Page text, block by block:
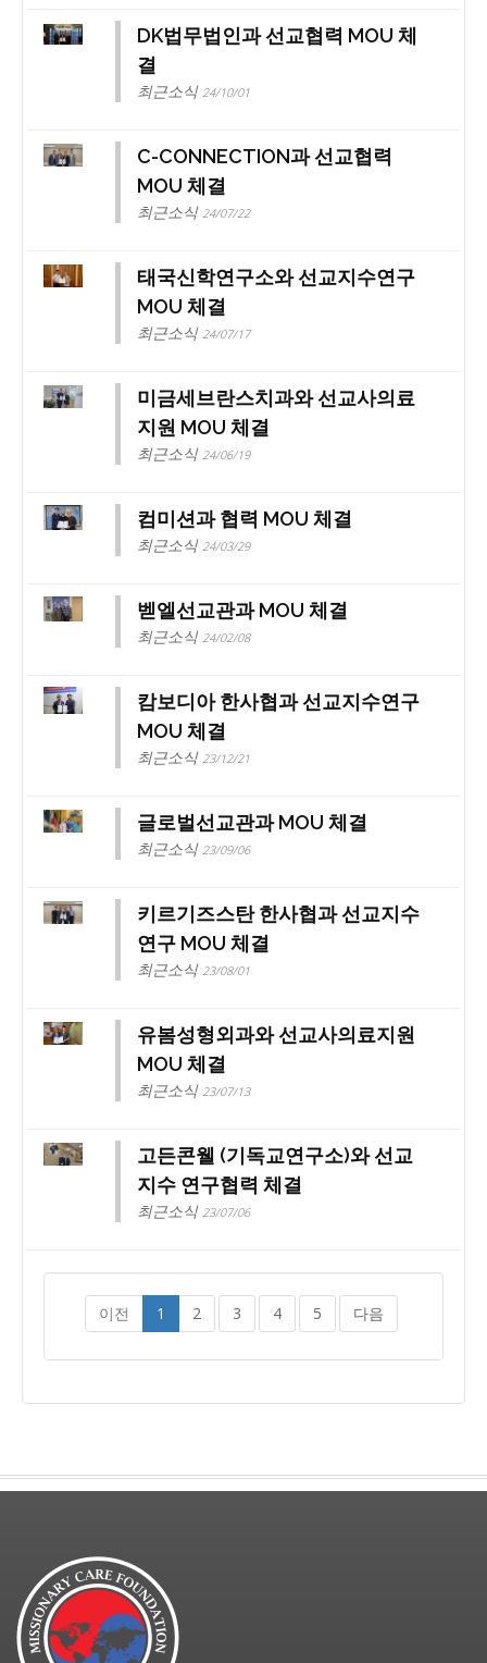
DK법무법인과 선교협력 MOU 체
결
최근소식 24/10/01
C-CONNECTION과 선교협력
MOU 체결
최근소식 24/07/22
태국신학연구소와 선교지수연구
MOU 체결
최근소식 24/07/17
미금세브란스치과와 선교사의료
지원 MOU 체결
최근소식 24/06/19
컴미션과 협력 MOU 체결
최근소식 24/03/29
벧엘선교관과 MOU 체결
최근소식 24/02/08
캄보디아 한사협과 선교지수연구
MOU 체결
최근소식 23/12/21
글로벌선교관과 MOU 체결
최근소식 23/09/06
키르기즈스탄 한사협과 선교지수
연구 MOU 체결
최근소식 23/08/01
유봄성형외과와 선교사의료지원
MOU 체결
최근소식 23/07/13
고든콘웰 (기독교연구소)와 선교
지수 연구협력 체결
최근소식 23/07/06
이전 1 2 3 4 5 다음